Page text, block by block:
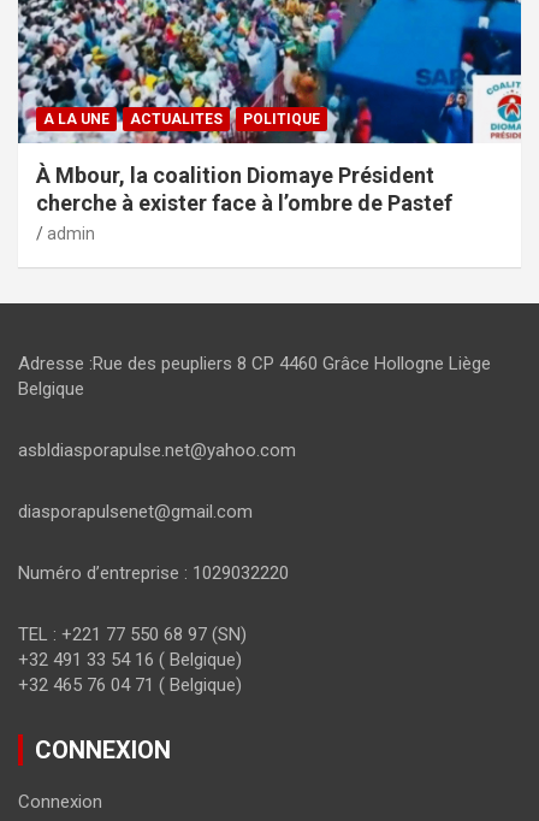
A LA UNE ACTUALITES POLITIQUE
À Mbour, la coalition Diomaye Président
cherche à exister face à l’ombre de Pastef
admin
Adresse :Rue des peupliers 8 CP 4460 Grâce Hollogne Liège
Belgique
asbldiasporapulse.net@yahoo.com
diasporapulsenet@gmail.com
Numéro d’entreprise : 1029032220
TEL : +221 77 550 68 97 (SN)
+32 491 33 54 16 ( Belgique)
+32 465 76 04 71 ( Belgique)
CONNEXION
Connexion